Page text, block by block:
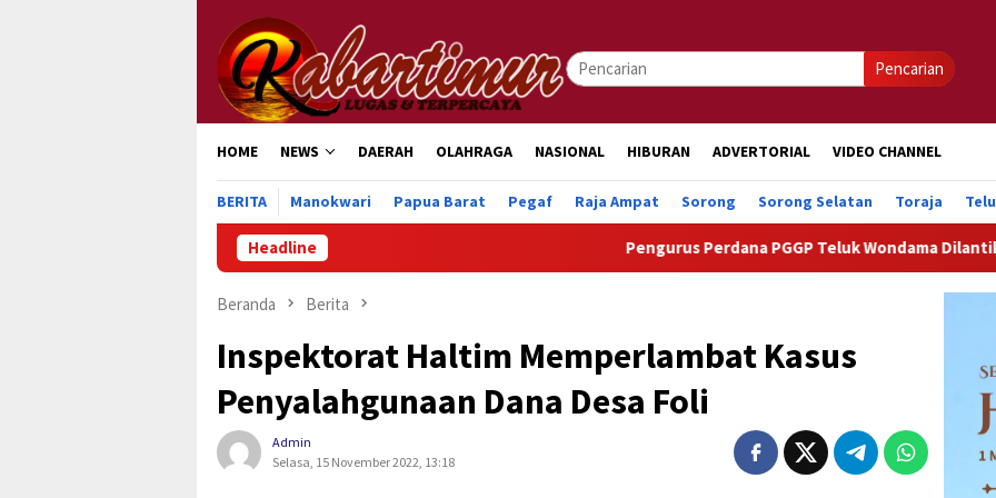
konten
Pencarian
HOME NEWS DAERAH OLAHRAGA NASIONAL HIBURAN ADVERTORIAL VIDEO CHANNEL
BERITA Manokwari Papua Barat Pegaf Raja Ampat Sorong Sorong Selatan Toraja
Headline Pengurus Perdana PGGP Teluk Wondama Dilantik, Dorong
Beranda Berita
Inspektorat Haltim Memperlambat Kasus
Penyalahgunaan Dana Desa Foli
Admin
Selasa, 15 November 2022, 13:18